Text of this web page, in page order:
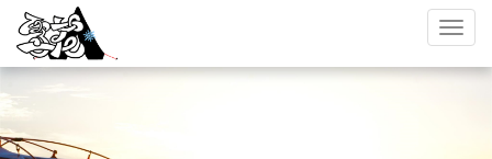
Toggle